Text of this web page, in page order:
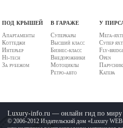
под крышей
Апартаменты
Коттеджи
Интерьер
Hi-tech
За рубежом
в гараже
Суперкары
Высший класс
Бизнес-класс
Внедорожники
Мотоциклы
Ретро-авто
у
Мега-
Супер
Fly-
Open
Катера
Luxury-info.ru — онлайн гид по миру
© 2006-2012 Издательский дом «Luxury